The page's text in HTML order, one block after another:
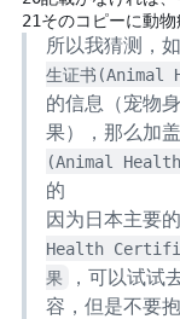
21そのコピーに動
所以我猜测，
生证书
的信息（宠物
果），那么加盖
(Animal
的
因为日本主要
Health
果
，可以试试
容，但是不要